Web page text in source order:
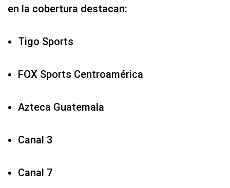
en la cobertura destacan:
Tigo Sports
FOX Sports Centroamérica
Azteca Guatemala
Canal 3
Canal 7